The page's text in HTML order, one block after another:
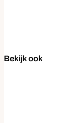
Bekijk ook